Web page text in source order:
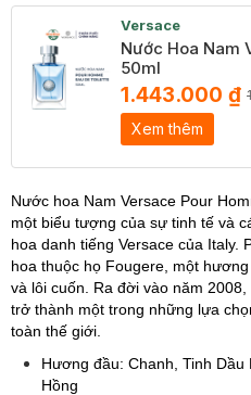
Versace
Nước Hoa Nam
50ml
1.443.000 ₫
Xem thêm
Nước hoa Nam Versace Pour
một biểu tượng của sự tinh tế và
hoa danh tiếng Versace của Italy.
hoa thuộc họ Fougere, một
và lôi cuốn. Ra đời vào năm
trở thành một trong những lựa
toàn thế giới.
Hương đầu: Chanh, Tinh
Hồng